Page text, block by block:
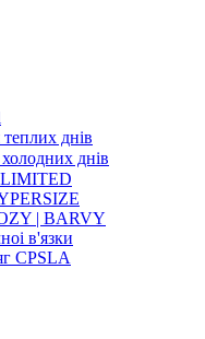
днів
днів
LIMITED
| BARVY
в'язки
CPSLA